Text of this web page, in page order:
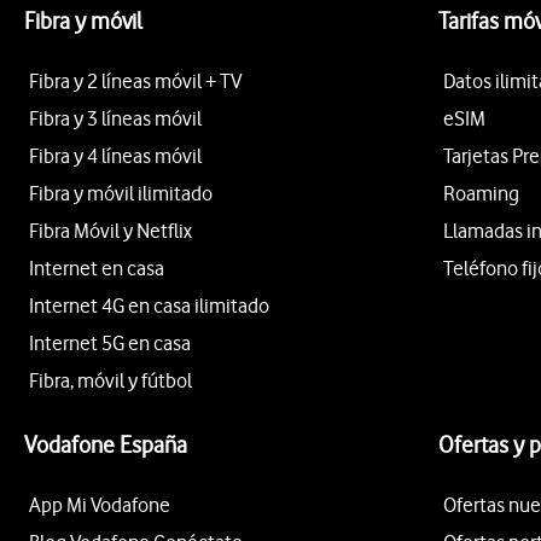
Fibra y móvil
Fibra y 2 líneas móvil + TV
Fibra y 3 líneas móvil
Fibra y 4 líneas móvil
Fibra y móvil ilimitado
Fibra Móvil y Netflix
Internet en casa
Internet 4G en casa ilimitado
Internet 5G en casa
Fibra, móvil y fútbol
Tarifas
Datos
eSIM
Tarjetas
Roaming
Llamadas
Teléfono
Vodafone España
App Mi Vodafone
Ofertas y
Ofertas